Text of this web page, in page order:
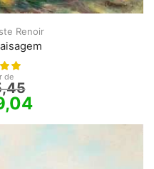
Renoir
de